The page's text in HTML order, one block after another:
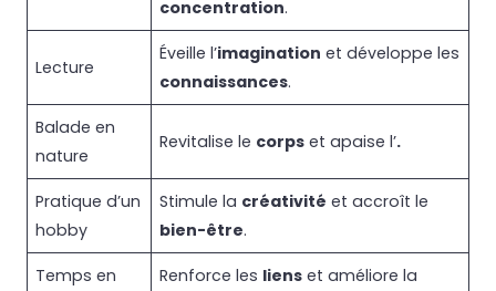
concentration.
Lecture
Éveille l’imagination et développe les
connaissances.
Balade en
nature
Revitalise le corps et apaise l’.
Pratique d’un
hobby
Stimule la créativité et accroît le
bien-être.
Temps en
Renforce les liens et améliore la